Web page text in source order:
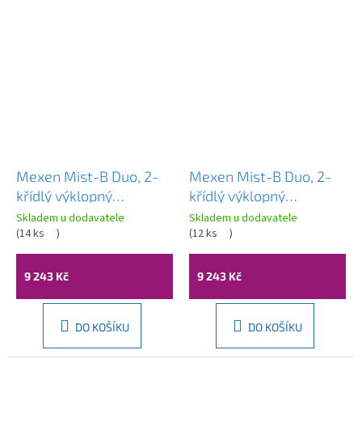
Mexen Mist-B Duo, 2-
křídlý ​​výklopný
sprchový kout 95 x 80
cm, čiré sklo, zlatý
matný profil, 8A2-095-
080-55-00
Skladem u dodavatele
(14 ks )
9 243 Kč
DO KOŠÍKU
Mexen Mist-B Duo, 2-
křídlý ​​výklopný
sprchový kout 95 x 80
cm, čiré sklo, zlatý
lesklý profil, 8A2-095-
080-50-00
Skladem u dodavatele
(12 ks )
9 243 Kč
DO KOŠÍKU